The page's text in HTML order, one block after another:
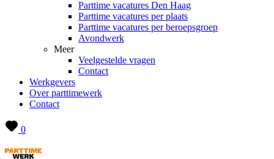
Parttime vacatures Den Haag
Parttime vacatures per plaats
Parttime vacatures per beroepsgroep
Avondwerk
Meer
Veelgestelde vragen
Contact
Werkgevers
Over parttimewerk
Contact
0